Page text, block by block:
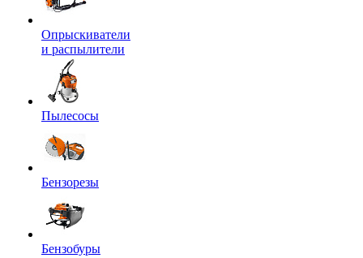
Опрыскиватели
и распылители
Пылесосы
Бензорезы
Бензобуры